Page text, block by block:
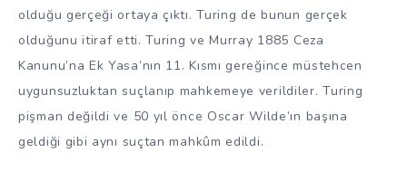
olduğu gerçeği ortaya çıktı. Turing de bunun gerçek
olduğunu itiraf etti. Turing ve Murray 1885 Ceza
Kanunu’na Ek Yasa’nın 11. Kısmı gereğince müstehcen
uygunsuzluktan suçlanıp mahkemeye verildiler. Turing
pişman değildi ve 50 yıl önce Oscar Wilde’ın başına
geldiği gibi aynı suçtan mahkûm edildi.